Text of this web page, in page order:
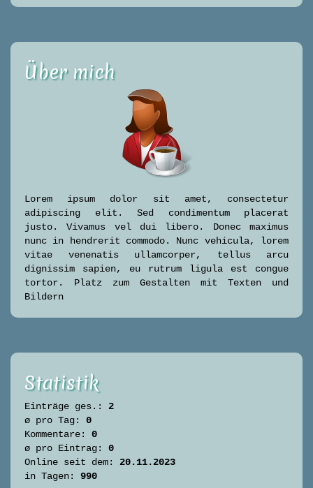
Über mich
Lorem ipsum dolor sit amet, consectetur
adipiscing elit. Sed condimentum placerat
justo. Vivamus vel dui libero. Donec maximus
nunc in hendrerit commodo. Nunc vehicula, lorem
vitae venenatis ullamcorper, tellus arcu
dignissim sapien, eu rutrum ligula est congue
tortor. Platz zum Gestalten mit Texten und
Bildern
Statistik
Einträge ges.: 2
ø pro Tag: 0
Kommentare: 0
ø pro Eintrag: 0
Online seit dem: 20.11.2023
in Tagen: 990